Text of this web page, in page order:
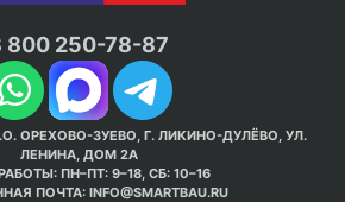
800 250-78-87
ОРЕХОВО-ЗУЕВО, Г. ЛИКИНО-ДУЛЁВО, УЛ.
ЛЕНИНА, ДОМ 2А
ПН–ПТ: 9–18, СБ: 10–16
ПОЧТА: INFO@SMARTBAU.RU